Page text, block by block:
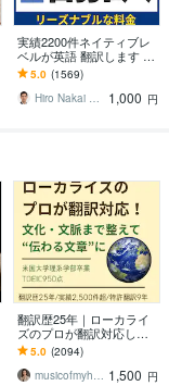
実績2200件ネイティブレ
ベルが英語 翻訳します 3
円／文字 TOEIC940ビジ
ネス経験ある翻訳プロが
対応
5.0 (1569)
Hiro Nakai 翻訳アップデート
1,000 円
翻訳歴25年｜ローカライ
ズのプロが翻訳対応しま
す 翻訳を超えたローカラ
イゼーションで自然な表
現に仕上げます
5.0 (2094)
musicofmyheart 1,500 円